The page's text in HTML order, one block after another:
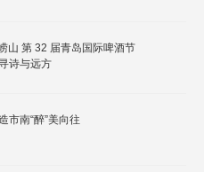
山 第 32 届青岛国际啤酒节
•寻诗与远方
市南“醉”美向往